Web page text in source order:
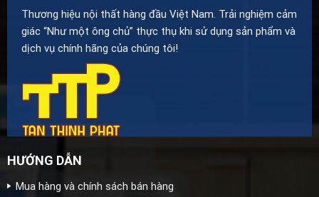
Thương hiệu nội thất hàng đầu Việt Nam. Trải nghiệm cảm
giác “Như một ông chủ” thực thụ khi sử dụng sản phẩm và
dịch vụ chính hãng của chúng tôi!
HƯỚNG DẪN
Mua hàng và chính sách bán hàng